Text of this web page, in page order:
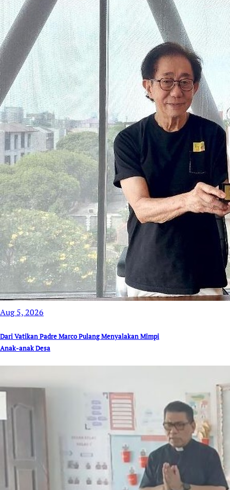
Aug 5, 2026
Dari Vatikan Padre Marco Pulang Menyalakan Mimpi
Anak-anak Desa